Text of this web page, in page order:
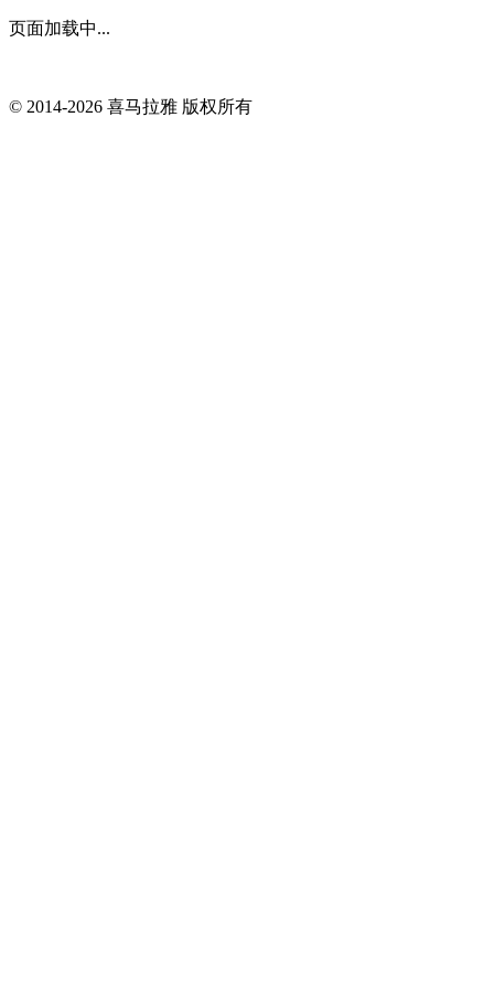
页面加载中...
© 2014-2026 喜马拉雅 版权所有